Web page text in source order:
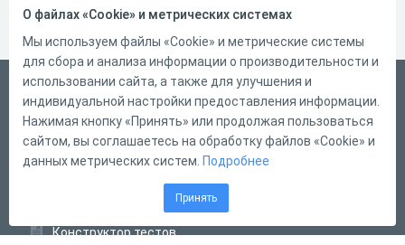
Русский
Справка
Форма обратной связи
Конструктор тестов
О файлах «Cookie» и метрических системах
Мы используем файлы «Cookie» и метрические системы
для сбора и анализа информации о производительности и
использовании сайта, а также для улучшения и
индивидуальной настройки предоставления информации.
Нажимая кнопку «Принять» или продолжая пользоваться
сайтом, вы соглашаетесь на обработку файлов «Cookie» и
данных метрических систем. Подробнее
Принять